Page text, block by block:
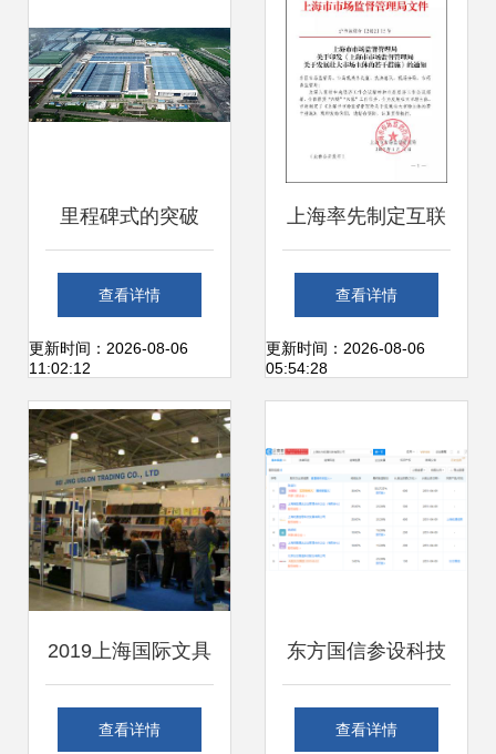
里程碑式的突破
1000公里续航电动
车与赛力斯核心技
术的碰撞
查看详情
更新时间：2026-08-06
11:02:12
上海率先制定互联
网营销算法与盲盒
合规指引，引领新
查看详情
更新时间：2026-08-06
05:54:28
2019上海国际文具
展 拥抱互联网销售
查看详情
东方国信参设科技
新公司，注册资本
查看详情